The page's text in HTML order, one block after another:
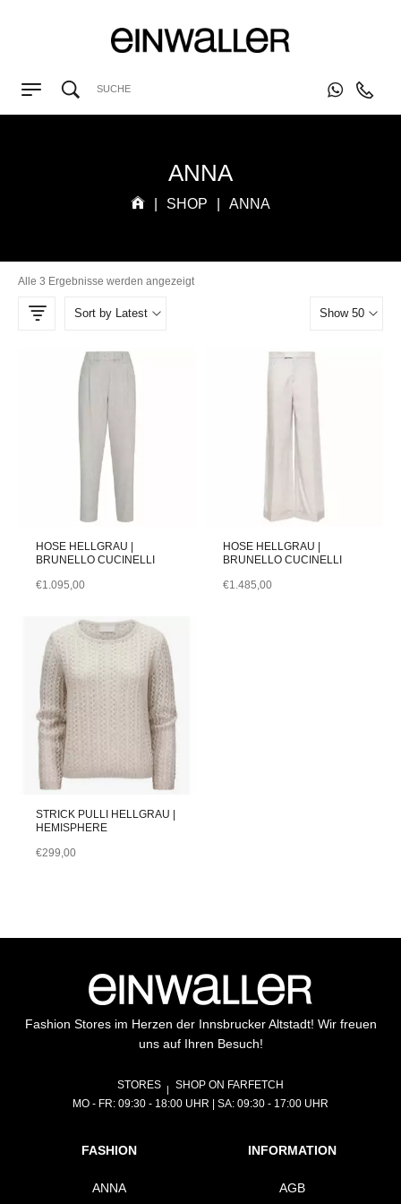
ANNA
SHOP ANNA
Alle 3 Ergebnisse werden angezeigt
Sort by Latest Show 50
HOSE HELLGRAU |
BRUNELLO CUCINELLI
€1.095,00
HOSE HELLGRAU |
BRUNELLO CUCINELLI
€1.485,00
STRICK PULLI HELLGRAU |
HEMISPHERE
€299,00
Fashion Stores im Herzen der Innsbrucker Altstadt! Wir freuen
uns auf Ihren Besuch!
STORES
SHOP ON FARFETCH
MO - FR: 09:30 - 18:00 UHR | SA: 09:30 - 17:00 UHR
FASHION
ANNA
INFORMATION
AGB